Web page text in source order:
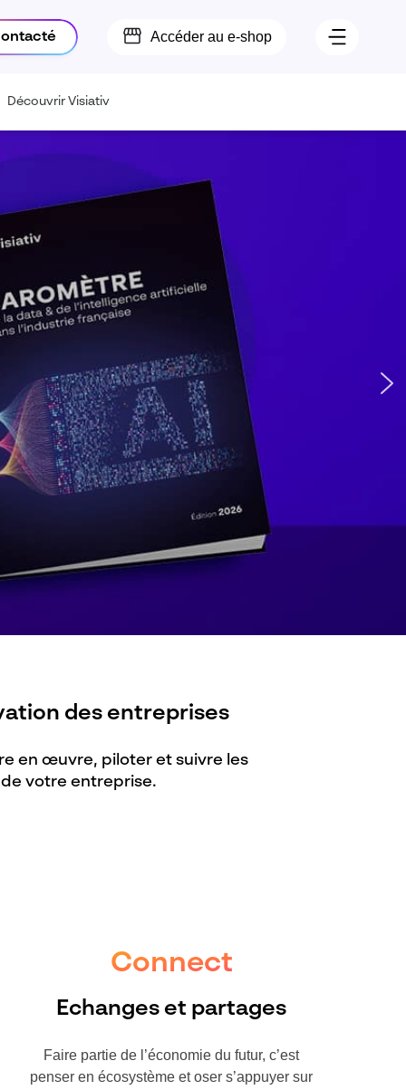
Accéder au e-shop
Découvrir Visiativ
des entreprises
en œuvre, piloter et suivre​ les
votre entreprise.
Connect
Echanges et partages
Faire partie de l’économie du futur, c’est
penser en écosystème et oser s’appuyer sur